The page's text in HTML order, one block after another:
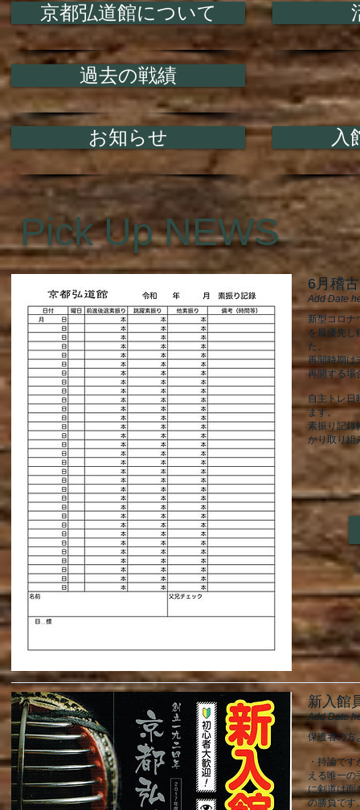
京都弘道館について
過去の戦績
お知らせ 入
Pick Up NEWS
6月稽
Add Date
新型コロナ
を最優先し
た。
再開時期は
再開する場
自主トレ日
ます。
素振り記錄
かり取り組
新入館
Add Date
保護者の方
・持論で
える唯一の
に剣道は面
の勝負です